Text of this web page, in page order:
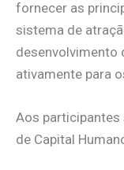
fornecer as
sistema de
desenvolvimento
ativamente para
Aos
de Capital